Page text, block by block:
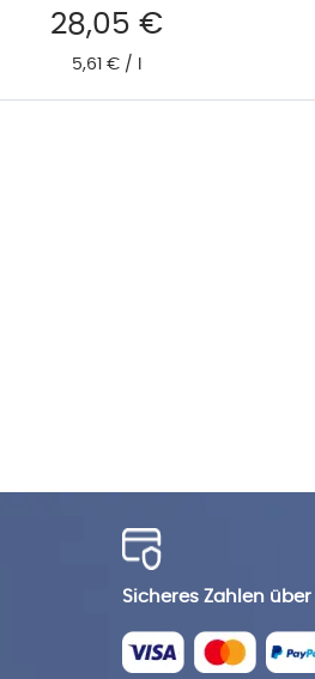
28,05€
5,61€ /
Sicheres Zahlen über